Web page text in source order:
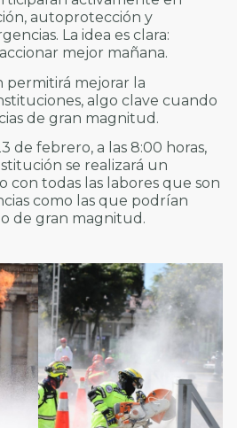
autoprotección y
La idea es clara:
mejor mañana.
permitirá mejorar la
algo clave cuando
de gran magnitud.
de febrero, a las 8:00 horas,
se realizará un
con todas las labores que son
como las que podrían
de gran magnitud.